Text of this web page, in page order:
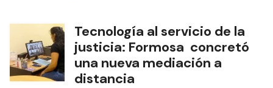
Tecnología al servicio de la
justicia: Formosa concretó
una nueva mediación a
distancia